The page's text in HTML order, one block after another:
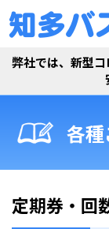
弊社では、新型コ
各
定期券・回